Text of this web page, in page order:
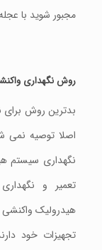
مجبور شوید با
روش نگهداری
بدترین روش
اصلا توصيه نمی
نگهداری سيستم
تعمیر و
هیدرولیک واکنشی
تجهیزات خود